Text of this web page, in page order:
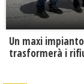
Un maxi
trasformerà i